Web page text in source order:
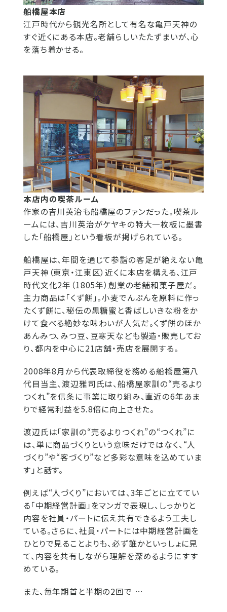
船橋屋本店
江戸時代から観光名所として有名な亀戸天神の
すぐ近くにある本店。老舗らしいたたずまいが、心
を落ち着かせる。
本店内の喫茶ルーム
作家の吉川英治も船橋屋のファンだった。喫茶ル
ームには、吉川英治がケヤキの特大一枚板に墨書
した「船橋屋」という看板が掲げられている。
船橋屋は、年間を通じて参詣の客足が絶えない亀
戸天神（東京・江東区）近くに本店を構える、江戸
時代文化2年（1805年）創業の老舗和菓子屋だ。
主力商品は「くず餅」。小麦でんぷんを原料に作っ
たくず餅に、秘伝の黒糖蜜と香ばしいきな粉をか
けて食べる絶妙な味わいが人気だ。くず餅のほか
あんみつ、みつ豆、豆寒天なども製造・販売してお
り、都内を中心に21店舗・売店を展開する。
2008年8月から代表取締役を務める船橋屋第八
代目当主、渡辺雅司氏は、船橋屋家訓の“売るより
つくれ”を信条に事業に取り組み、直近の6年あま
りで経常利益を5.8倍に向上させた。
渡辺氏は「家訓の“売るよりつくれ”の“つくれ”に
は、単に商品づくりという意味だけではなく、“人
づくり”や“客づくり”など多彩な意味を込めていま
す」と話す。
例えば“人づくり”においては、3年ごとに立ててい
る「中期経営計画」をマンガで表現し、しっかりと
内容を社員・パートに伝え共有できるよう工夫し
ている。さらに、社員・パートには中期経営計画を
ひとりで見ることよりも、必ず誰かといっしょに見
て、内容を共有しながら理解を深めるようにすす
めている。
また、毎年期首と半期の2回で …